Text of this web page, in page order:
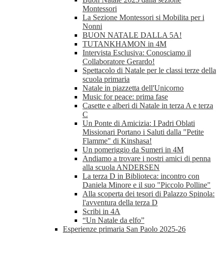
Montessori
La Sezione Montessori si Mobilita per i
Nonni
BUON NATALE DALLA 5A!
TUTANKHAMON in 4M
Intervista Esclusiva: Conosciamo il
Collaboratore Gerardo!
Spettacolo di Natale per le classi terze della
scuola primaria
Natale in piazzetta dell'Unicorno
Music for peace: prima fase
Casette e alberi di Natale in terza A e terza
C
Un Ponte di Amicizia: I Padri Oblati
Missionari Portano i Saluti dalla "Petite
Flamme" di Kinshasa!
Un pomeriggio da Sumeri in 4M
Andiamo a trovare i nostri amici di penna
alla scuola ANDERSEN
La terza D in Biblioteca: incontro con
Daniela Minore e il suo "Piccolo Polline"
Alla scoperta dei tesori di Palazzo Spinola:
l'avventura della terza D
Scribi in 4A
“Un Natale da elfo”
Esperienze primaria San Paolo 2025-26